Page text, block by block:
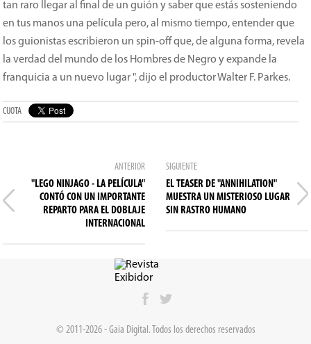
tan raro llegar al final de un guión y saber que estás sosteniendo
en tus manos una película pero, al mismo tiempo, entender que
los guionistas escribieron un spin-off que, de alguna forma, revela
la verdad del mundo de los Hombres de Negro y expande la
franquicia a un nuevo lugar ", dijo el productor Walter F. Parkes.
CUOTA
ANTERIOR
"LEGO NINJAGO - LA PELÍCULA"
CONTÓ CON UN IMPORTANTE
REPARTO PARA EL DOBLAJE
INTERNACIONAL
SIGUIENTE
EL TEASER DE "ANNIHILATION"
MUESTRA UN MISTERIOSO LUGAR
SIN RASTRO HUMANO
© 2011-2026 - Gaia Digital. Todos los derechos reservados